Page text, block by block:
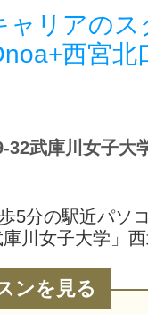
ャリアのス
西宮北
5分の駅近パソ
庫川女子大学」
ンを見る